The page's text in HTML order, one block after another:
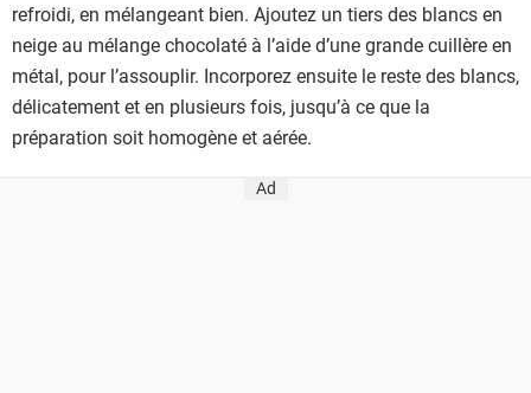
refroidi, en mélangeant bien. Ajoutez un tiers des blancs en
neige au mélange chocolaté à l’aide d’une grande cuillère en
métal, pour l’assouplir. Incorporez ensuite le reste des blancs,
délicatement et en plusieurs fois, jusqu’à ce que la
préparation soit homogène et aérée.
Ad